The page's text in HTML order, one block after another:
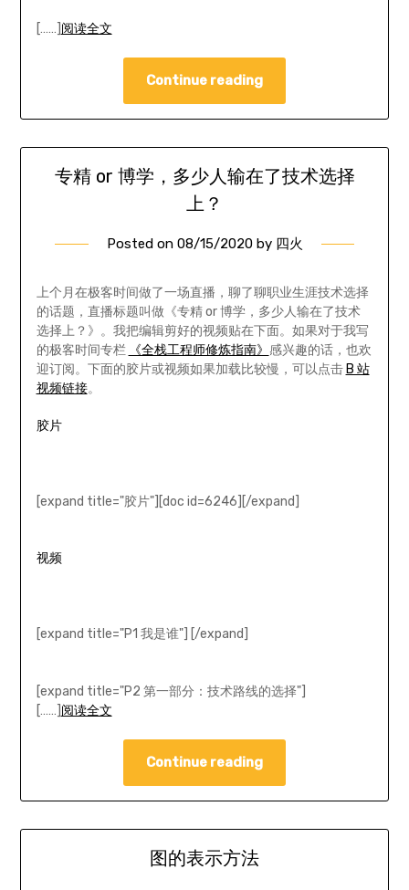
[……] 阅读全文
Continue reading
专精 or 博学，多少人输在了技术选择
上？
Posted on 08/15/2020by 四火
上个月在极客时间做了一场直播，聊了聊职业生涯技术选择
的话题，直播标题叫做《专精 or 博学，多少人输在了技术
选择上？》。我把编辑剪好的视频贴在下面。如果对于我写
的极客时间专栏
《全栈工程师修炼指南》 感兴趣的话，也欢
迎订阅。下面的胶片或视频如果加载比较慢，可以点击 B 站
视频链接。
胶片
[expand title="胶片"][doc id=6246][/expand]
视频
[expand title="P1 我是谁"] [/expand]
[expand title="P2 第一部分：技术路线的选择"]
[……] 阅读全文
Continue reading
图的表示方法